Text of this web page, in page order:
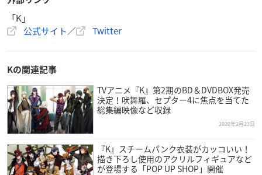
「K」
公式サイト／ Twitter
Kの関連記事
TVアニメ『K』第2期のBD＆DVDBOX発売
決定！吠舞羅、セプター4に焦点を当てた
総集編映像など収録
2020年2月23日
『K』スチームパンク衣装がカッコいい！
描き下ろし使用のアクリルフィギュアなど
が登場する「POP UP SHOP」開催